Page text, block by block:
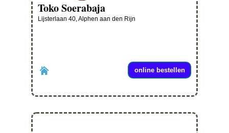
Toko Soerabaja
Lijsterlaan 40, Alphen aan den Rijn
online bestellen